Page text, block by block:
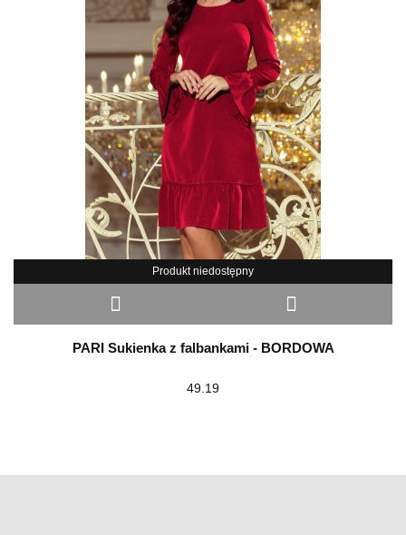
Produkt niedostępny
PARI Sukienka z falbankami - BORDOWA
49.19